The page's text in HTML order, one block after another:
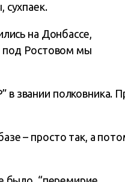
на Донбассе,
под Ростовом мы
в звании полковника.
– просто так, а